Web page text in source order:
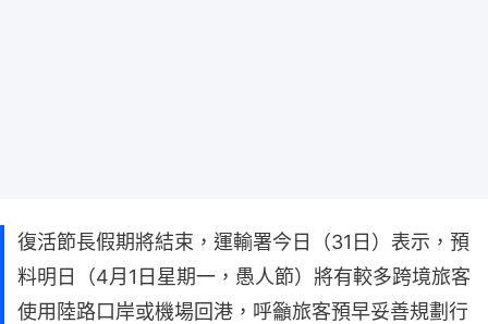
復活節長假期將結束，運輸署今日（31日）表示，預
料明日（4月1日星期一，愚人節）將有較多跨境旅客
使用陸路口岸或機場回港，呼籲旅客預早妥善規劃行